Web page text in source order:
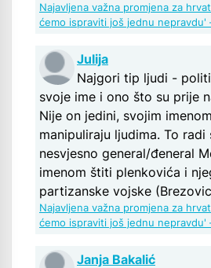
Najavljena važna promjena za
ćemo ispraviti još jednu nepravdu'
Julija
Najgori tip ljudi -
svoje ime i ono što su prije
Nije on jedini, svojim
manipuliraju ljudima. To radi
nesvjesno general/đeneral
imenom štiti plenkovića i
partizanske vojske
Najavljena važna promjena za
ćemo ispraviti još jednu nepravdu'
Janja Bakalić